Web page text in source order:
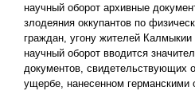
научный оборот архивные
злодеяния оккупантов по
граждан, угону жителей
научный оборот вводится
документов, свидетельствующих
ущербе, нанесенном германскими